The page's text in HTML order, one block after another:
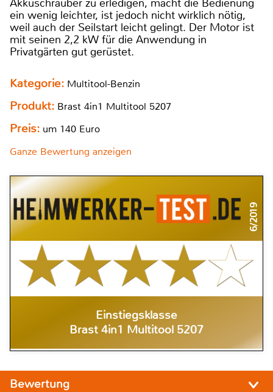
Akkuschrauber zu erledigen, macht die Bedienung
ein wenig leichter, ist jedoch nicht wirklich nötig,
weil auch der Seilstart leicht gelingt. Der Motor ist
mit seinen 2,2 kW für die Anwendung in
Privatgärten gut gerüstet.
Kategorie: Multitool-Benzin
Produkt: Brast 4in1 Multitool 5207
Preis: um 140 Euro
Ganze Bewertung anzeigen
6/2019
Einstiegsklasse
Brast 4in1 Multitool 5207
Bewertung